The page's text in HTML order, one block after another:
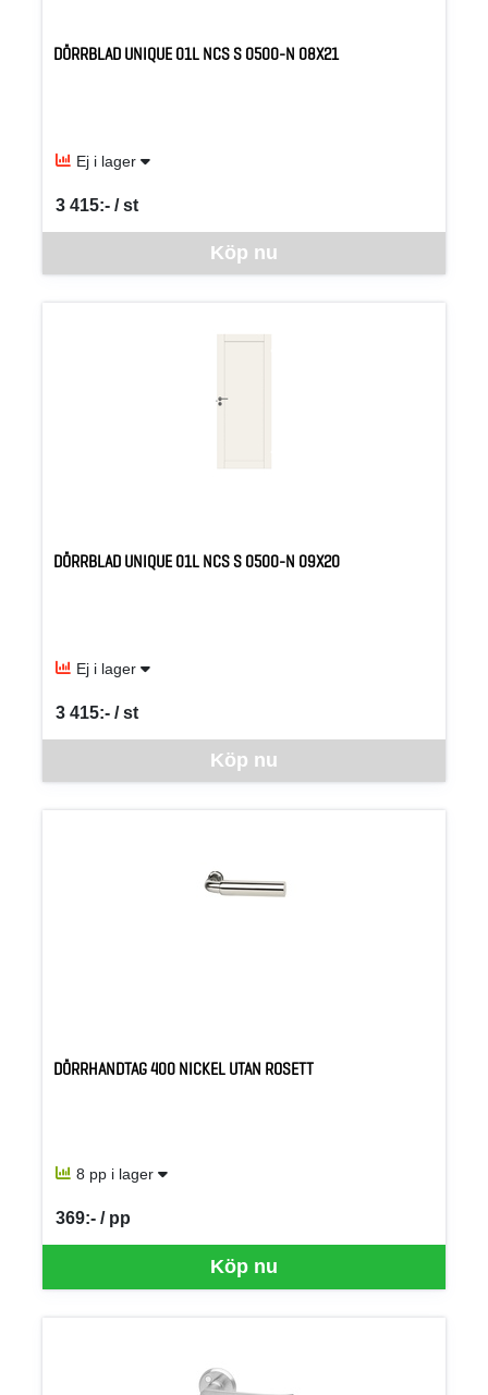
DÖRRBLAD UNIQUE 01L NCS S 0500-N 08X21
Ej i lager
Köp nu
3 415:- / st
SEK per ST
DÖRRBLAD UNIQUE 01L NCS S 0500-N 09X20
Ej i lager
Köp nu
3 415:- / st
SEK per ST
DÖRRHANDTAG 400 NICKEL UTAN ROSETT
8 pp i lager
Köp nu
369:- / pp
SEK per PP